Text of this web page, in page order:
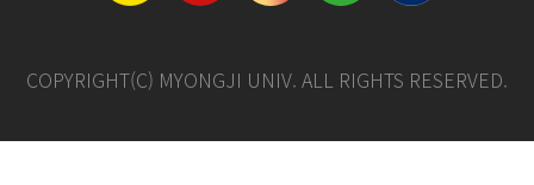
국제교류지원팀
COPYRIGHT(C) MYONGJI UNIV. ALL RIGHTS RESERVED.